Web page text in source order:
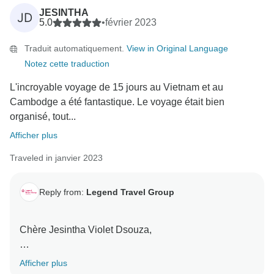
Nous nous excusons sincèrement pour les
chambres. Nous apprécions vos commentaires et
nous ne manquerons pas de revoir notre processus
besoins des familles à l'avenir. Vos commentaires
nous aident à nous améliorer, et nous espérons avoir
l'occasion d'accueillir à nouveau votre famille lors d'un
autre voyage mémorable.
l'expression de nos salutations distinguées,
Tony Bui/
JD
JESINTHA
5.0
•février 2023
Traduit automatiquement. View in Original Language
Notez cette traduction
L'incroyable voyage de 15 jours au Vietnam et au
Cambodge a été fantastique. Le voyage était bien
organisé, tout...
Afficher plus
Traveled in janvier 2023
Reply from: Legend Travel Group
Chère Jesintha Violet Dsouza,
Nous vous remercions d'avoir pris le temps d'écrire un
Afficher plus